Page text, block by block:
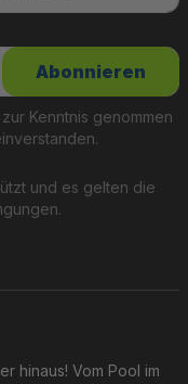
und es gelten die
.
zur Kenntnis genommen
Abonnieren
hinaus! Vom Pool im